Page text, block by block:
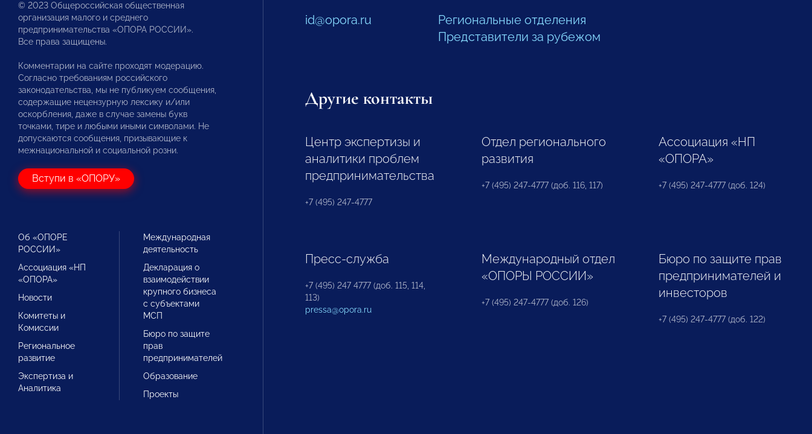
© 2023 Общероссийская общественная
организация малого и среднего
предпринимательства «ОПОРА РОССИИ».
Все права защищены.
Комментарии на сайте проходят модерацию.
Согласно требованиям российского
законодательства, мы не публикуем сообщения,
содержащие нецензурную лексику и/или
оскорбления, даже в случае замены букв
точками, тире и любыми иными символами. Не
допускаются сообщения, призывающие к
межнациональной и социальной розни.
Вступи в «ОПОРУ»
Об «ОПОРЕ
РОССИИ»
Ассоциация «НП
«ОПОРА»
Новости
Комитеты и
Комиссии
Региональное
развитие
Экспертиза и
Аналитика
Международная
деятельность
Декларация о
взаимодействии
крупного бизнеса
с субъектами
МСП
Бюро по защите
прав
предпринимателей
Образование
Проекты
id@opora.ru
Региональные отделения
Представители за рубежом
Другие контакты
Центр экспертизы и
аналитики проблем
предпринимательства
+7 (495) 247-4777
Отдел регионального
развития
+7 (495) 247-4777 (доб. 116, 117)
Ассоциация «НП
«ОПОРА»
+7 (495) 247-4777 (доб. 124)
Пресс-служба
+7 (495) 247 4777 (доб. 115, 114,
113)
pressa@opora.ru
Международный отдел
«ОПОРЫ РОССИИ»
+7 (495) 247-4777 (доб. 126)
Бюро по защите прав
предпринимателей и
инвесторов
+7 (495) 247-4777 (доб. 122)